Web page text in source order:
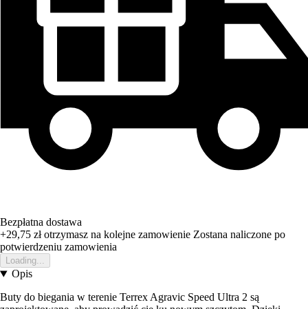
Bezpłatna dostawa
+29,75 złotrzymasz na kolejne zamowienie Zostana naliczone po
potwierdzeniu zamowienia
Loading...
Opis
Buty do biegania w terenie Terrex Agravic Speed Ultra 2 są